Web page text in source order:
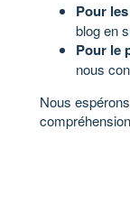
Pour
blog en
Pour le
nous
Nous